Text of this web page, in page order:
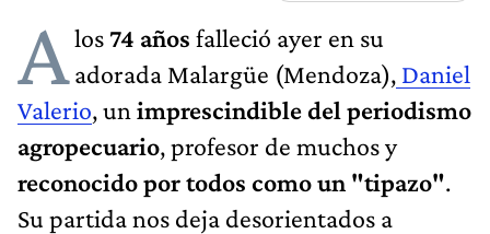
Alos 74 años falleció ayer en su
adorada Malargüe (Mendoza), Daniel
Valerio, un imprescindible del periodismo
agropecuario, profesor de muchos y
reconocido por todos como un "tipazo".
Su partida nos deja desorientados a